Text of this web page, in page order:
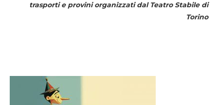
trasporti e provini organizzati dal Teatro Stabile di
Torino